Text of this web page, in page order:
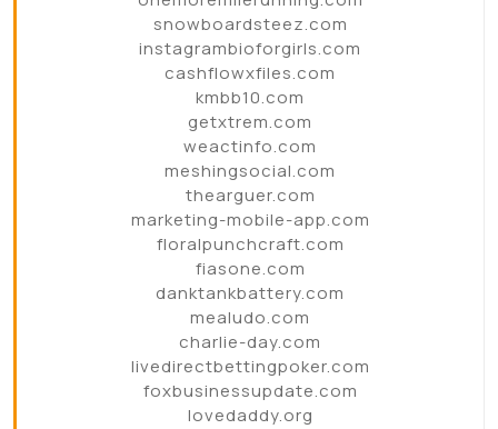
snowboardsteez.com
instagrambioforgirls.com
cashflowxfiles.com
kmbb10.com
getxtrem.com
weactinfo.com
meshingsocial.com
thearguer.com
marketing-mobile-app.com
floralpunchcraft.com
fiasone.com
danktankbattery.com
mealudo.com
charlie-day.com
livedirectbettingpoker.com
foxbusinessupdate.com
lovedaddy.org